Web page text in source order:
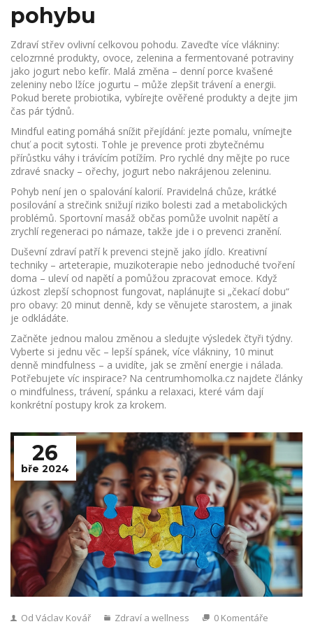
pohybu
Zdraví střev ovlivní celkovou pohodu. Zaveďte více vlákniny:
celozrnné produkty, ovoce, zelenina a fermentované potraviny
jako jogurt nebo kefír. Malá změna – denní porce kvašené
zeleniny nebo lžíce jogurtu – může zlepšit trávení a energii.
Pokud berete probiotika, vybírejte ověřené produkty a dejte jim
čas pár týdnů.
Mindful eating pomáhá snížit přejídání: jezte pomalu, vnímejte
chuť a pocit sytosti. Tohle je prevence proti zbytečnému
přírůstku váhy i trávícím potížím. Pro rychlé dny mějte po ruce
zdravé snacky – ořechy, jogurt nebo nakrájenou zeleninu.
Pohyb není jen o spalování kalorií. Pravidelná chůze, krátké
posilování a strečink snižují riziko bolesti zad a metabolických
problémů. Sportovní masáž občas pomůže uvolnit napětí a
zrychlí regeneraci po námaze, takže jde i o prevenci zranění.
Duševní zdraví patří k prevenci stejně jako jídlo. Kreativní
techniky – arteterapie, muzikoterapie nebo jednoduché tvoření
doma – uleví od napětí a pomůžou zpracovat emoce. Když
úzkost zlepší schopnost fungovat, naplánujte si „čekací dobu“
pro obavy: 20 minut denně, kdy se věnujete starostem, a jinak
je odkládáte.
Začněte jednou malou změnou a sledujte výsledek čtyři týdny.
Vyberte si jednu věc – lepší spánek, více vlákniny, 10 minut
denně mindfulness – a uvidíte, jak se změní energie i nálada.
Potřebujete víc inspirace? Na centrumhomolka.cz najdete články
o mindfulness, trávení, spánku a relaxaci, které vám dají
konkrétní postupy krok za krokem.
26
bře 2024
Od Václav Kovář Zdraví a wellness 0 Komentáře